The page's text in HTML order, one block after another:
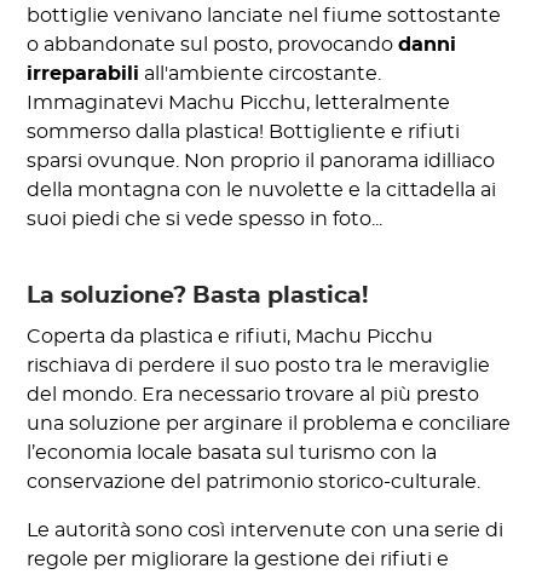
bottiglie venivano lanciate nel fiume sottostante
o abbandonate sul posto, provocandodanni
irreparabili all'ambiente circostante.
Immaginatevi Machu Picchu, letteralmente
sommerso dalla plastica! Bottigliente e rifiuti
sparsi ovunque. Non proprio il panorama idilliaco
della montagna con le nuvolette e la cittadella ai
suoi piedi che si vede spesso in foto...
La soluzione? Basta plastica!
Coperta da plastica e rifiuti, Machu Picchu
rischiava di perdere il suo posto tra le meraviglie
del mondo. Era necessario trovare al più presto
una soluzione per arginare il problema e conciliare
l’economia locale basata sul turismo con la
conservazione del patrimonio storico-culturale.
Le autorità sono così intervenute con una serie di
regole per migliorare la gestione dei rifiuti e